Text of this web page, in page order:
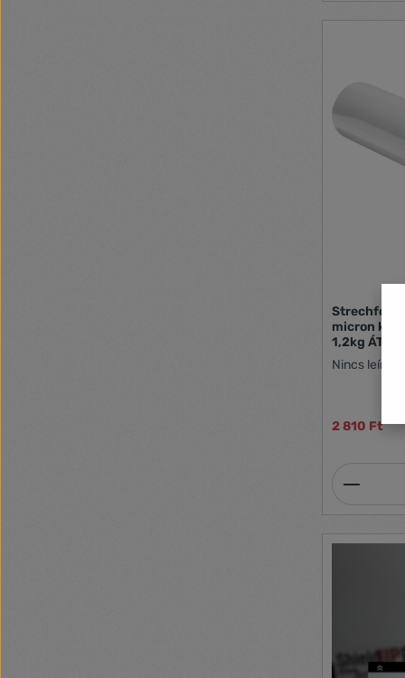
Strechfólia
micron kb.
1,2kg
Nincs leírás
2 810 Ft